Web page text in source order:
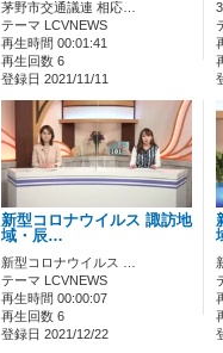
茅野市交通議連 相応…
テーマ LCVNEWS
再生時間 00:01:41
再生回数 6
登録日 2021/11/11
新型コロナウイルス 諏訪地
域・辰…
新型コロナウイルス …
テーマ LCVNEWS
再生時間 00:00:07
再生回数 6
登録日 2021/12/22